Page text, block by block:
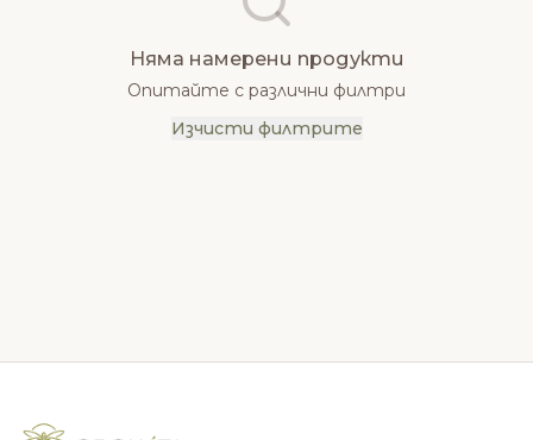
Няма намерени продукти
Опитайте с различни филтри
Изчисти филтрите